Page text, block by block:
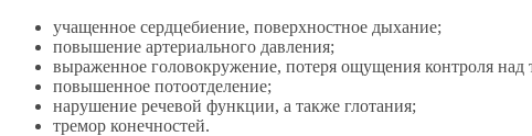
учащенное сердцебиение, поверхностное дыхание;
повышение артериального давления;
выраженное головокружение, потеря ощущения контроля над
повышенное потоотделение;
нарушение речевой функции, а также глотания;
тремор конечностей.